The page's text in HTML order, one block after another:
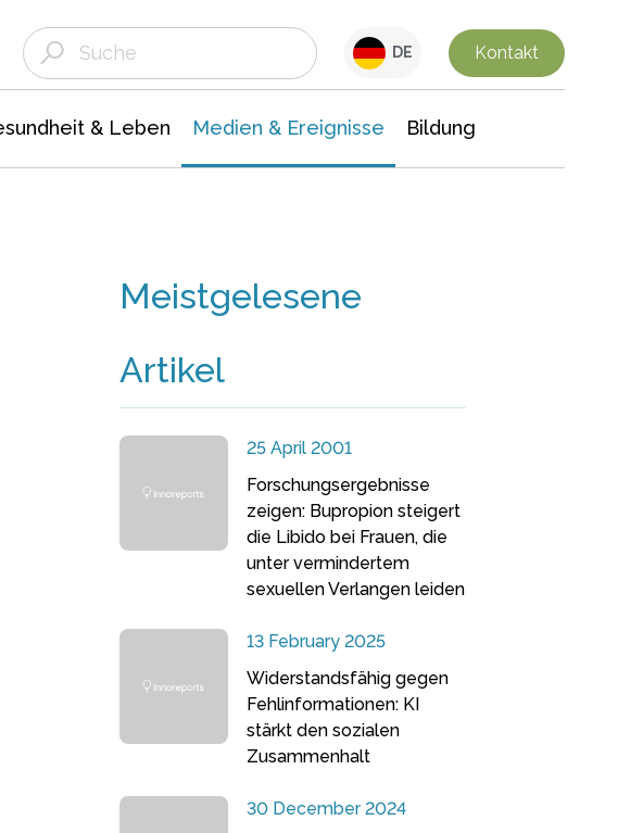
DE Kontakt
& Leben Medien & Ereignisse Bildung
Meistgelesene
Artikel
25 April 2001
Forschungsergebnisse
zeigen: Bupropion steigert
die Libido bei Frauen, die
unter vermindertem
sexuellen Verlangen leiden
13 February 2025
Widerstandsfähig gegen
Fehlinformationen: KI
stärkt den sozialen
Zusammenhalt
30 December 2024